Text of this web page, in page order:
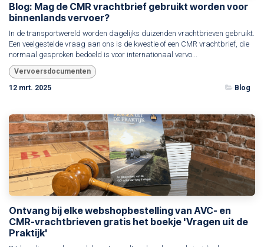
Blog: Mag de CMR vrachtbrief gebruikt worden voor
binnenlands vervoer?
In de transportwereld worden dagelijks duizenden vrachtbrieven gebruikt.
Een veelgestelde vraag aan ons is de kwestie of een CMR vrachtbrief, die
normaal gesproken bedoeld is voor internationaal vervo...
Vervoersdocumenten
12 mrt. 2025
Blog
Ontvang bij elke webshopbestelling van AVC- en
CMR-vrachtbrieven gratis het boekje 'Vragen uit de
Praktijk'